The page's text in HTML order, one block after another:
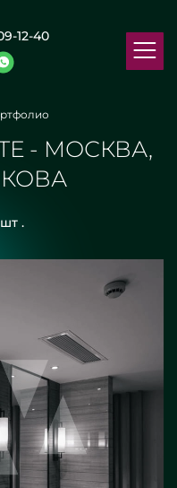
12-40
- МОСКВА,
шт .